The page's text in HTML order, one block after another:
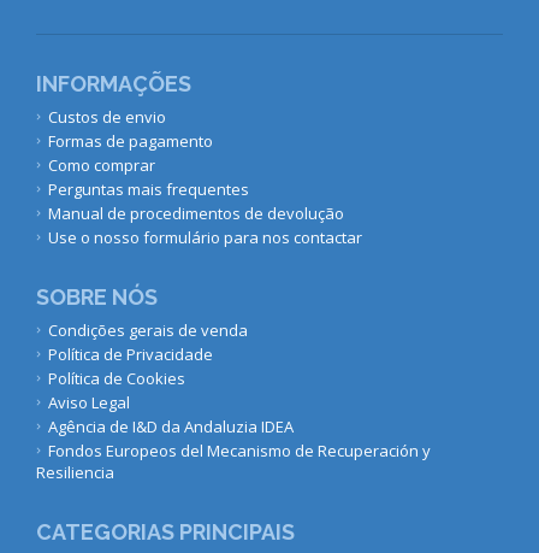
INFORMAÇÕES
Custos de envio
Formas de pagamento
Como comprar
Perguntas mais frequentes
Manual de procedimentos de devolução
Use o nosso formulário para nos contactar
SOBRE NÓS
Condições gerais de venda
Política de Privacidade
Política de Cookies
Aviso Legal
Agência de I&D da Andaluzia IDEA
Fondos Europeos del Mecanismo de Recuperación y
Resiliencia
CATEGORIAS PRINCIPAIS